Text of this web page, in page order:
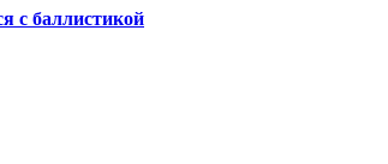
с баллистикой